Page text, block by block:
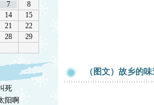
死
阳啊
（图文）故乡的